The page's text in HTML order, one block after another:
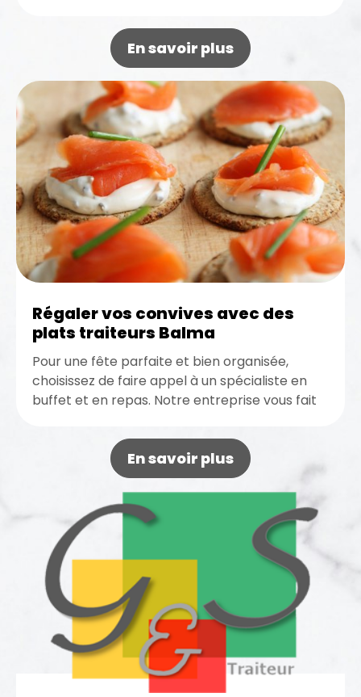
En savoir plus
Régaler vos convives avec des
plats traiteurs Balma
Pour une fête parfaite et bien organisée,
choisissez de faire appel à un spécialiste en
buffet et en repas. Notre entreprise vous fait
En savoir plus